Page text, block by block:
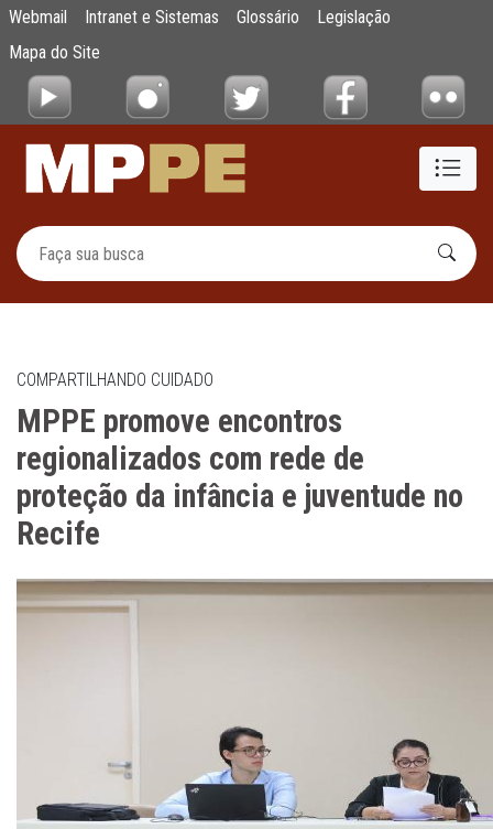
Pular para o Conteúdo principal
MPPE promove encontros regionalizados
Webmail Intranet e Sistemas Glossário
Legislação
Mapa do Site
COMPARTILHANDO CUIDADO
MPPE promove encontros
regionalizados com rede de
proteção da infância e juventude no
Recife